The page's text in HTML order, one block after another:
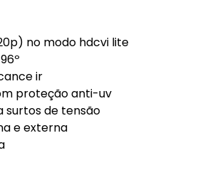
no modo hdcvi lite
ir
proteção anti-uv
de tensão
e externa